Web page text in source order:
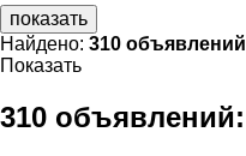
показать
Найдено: 310 объявлений
Показать
310 объявлений: